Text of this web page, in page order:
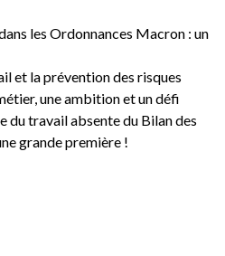
les Ordonnances Macron : un
et la prévention des risques
une ambition et un défi
du travail absente du Bilan des
grande première !